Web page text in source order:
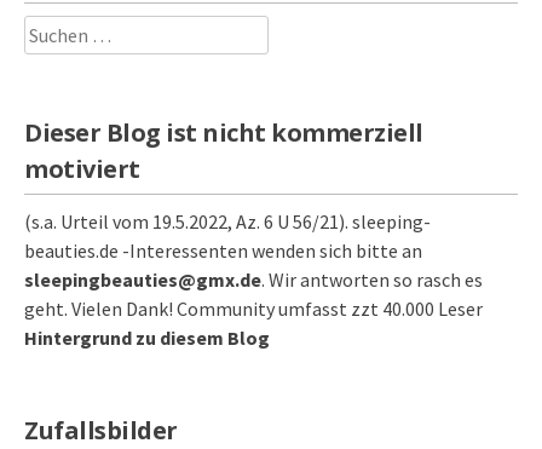
Suchen
nach:
Dieser Blog ist nicht kommerziell
motiviert
(s.a. Urteil vom 19.5.2022, Az. 6 U 56/21). sleeping-
beauties.de -Interessenten wenden sich bitte an
sleepingbeauties@gmx.de. Wir antworten so rasch es
geht. Vielen Dank! Community umfasst zzt 40.000 Leser
Hintergrund zu diesem Blog
Zufallsbilder